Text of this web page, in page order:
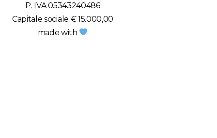
P. IVA 05343240486
Capitale sociale € 15.000,00
made with